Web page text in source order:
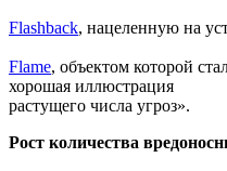
Flashback, нацеленную на
Flame, объектом которой
хорошая иллюстрация
растущего числа угроз».
Рост количества